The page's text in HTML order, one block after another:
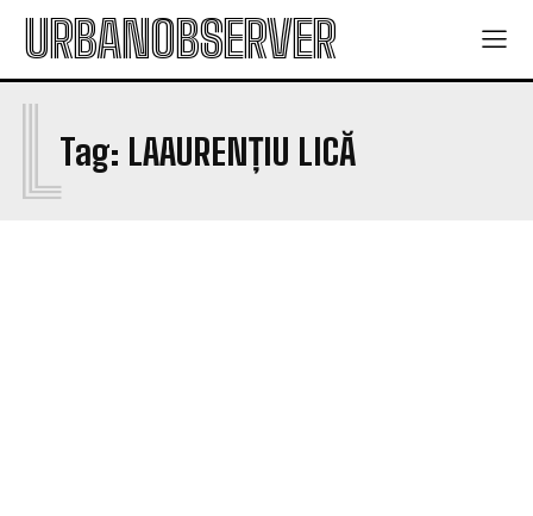
URBANOBSERVER
Tag: LAAURENȚIU LICĂ
L